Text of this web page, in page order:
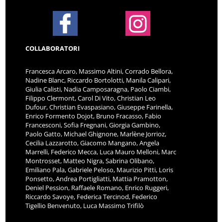
COLLABORATORI
Francesca Arcaro, Massimo Altini, Corrado Bellora,
Nadine Blanc, Riccardo Bortolotti, Manila Calipari,
Giulia Calisti, Nadia Camposaragna, Paolo Ciambi,
Filippo Clermont, Carol Di Vito, Christian Leo
Dufour, Christian Evaspasiano, Giuseppe Farinella,
Enrico Formento Dojot, Bruno Fracasso, Fabio
Francesconi, Sofia Fregnani, Giorgia Gambino,
Paolo Gatto, Michael Ghignone, Marlène Jorrioz,
Cecilia Lazzarotto, Giacomo Mangano, Angela
Marrelli, Federico Mecca, Luca Mauro Melloni, Marc
Montrosset, Matteo Nigra, Sabrina Olibano,
Emiliano Pala, Gabriele Peloso, Maurizio Pitti, Loris
Ponsetto, Andrea Portigliatti, Mattia Pramotton,
Deniel Pession, Raffaele Romano, Enrico Ruggeri,
Riccardo Savoye, Federica Tercinod, Federico
Tigellio Benvenuto, Luca Massimo Trifilò